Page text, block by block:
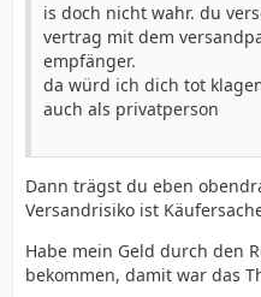
is doch nicht wahr. du
vertrag mit dem
empfänger.
da würd ich dich tot
auch als privatperson
Dann trägst du eben
Versandrisiko ist
Habe mein Geld durch den
bekommen, damit war das